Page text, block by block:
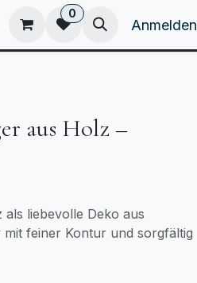
Home
0
Anmelden
aus Holz –
liebevolle Deko aus
feiner Kontur und sorgfältig